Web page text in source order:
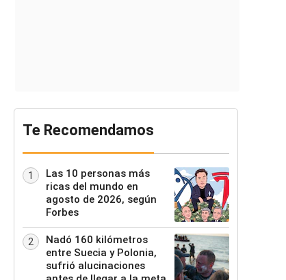
Te Recomendamos
1
Las 10 personas más
ricas del mundo en
agosto de 2026, según
Forbes
2
Nadó 160 kilómetros
entre Suecia y Polonia,
sufrió alucinaciones